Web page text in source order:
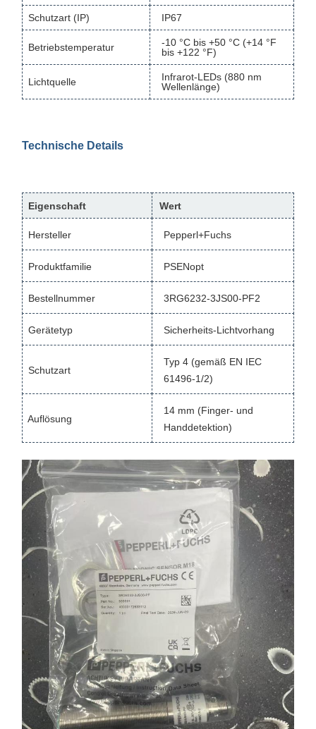
Schutzart (IP) IP67
Betriebstemperatur
-10 °C bis +50 °C (+14 °F
bis +122 °F)
Lichtquelle
Infrarot-LEDs (880 nm
Wellenlänge)
Technische Details
Eigenschaft Wert
Hersteller Pepperl+Fuchs
Produktfamilie PSENopt
Bestellnummer 3RG6232-3JS00-PF2
Gerätetyp Sicherheits-Lichtvorhang
Schutzart
Typ 4 (gemäß EN IEC
61496-1/2)
Auflösung
14 mm (Finger- und
Handdetektion)